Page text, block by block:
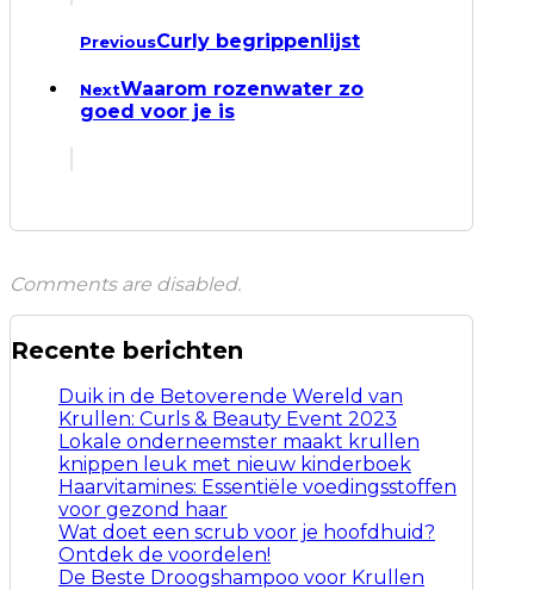
PreviousCurly begrippenlijst
NextWaarom rozenwater zo
goed voor je is
Comments are disabled.
Recente berichten
Duik in de Betoverende Wereld van
Krullen: Curls & Beauty Event 2023
Lokale onderneemster maakt krullen
knippen leuk met nieuw kinderboek
Haarvitamines: Essentiële voedingsstoffen
voor gezond haar
Wat doet een scrub voor je hoofdhuid?
Ontdek de voordelen!
De Beste Droogshampoo voor Krullen